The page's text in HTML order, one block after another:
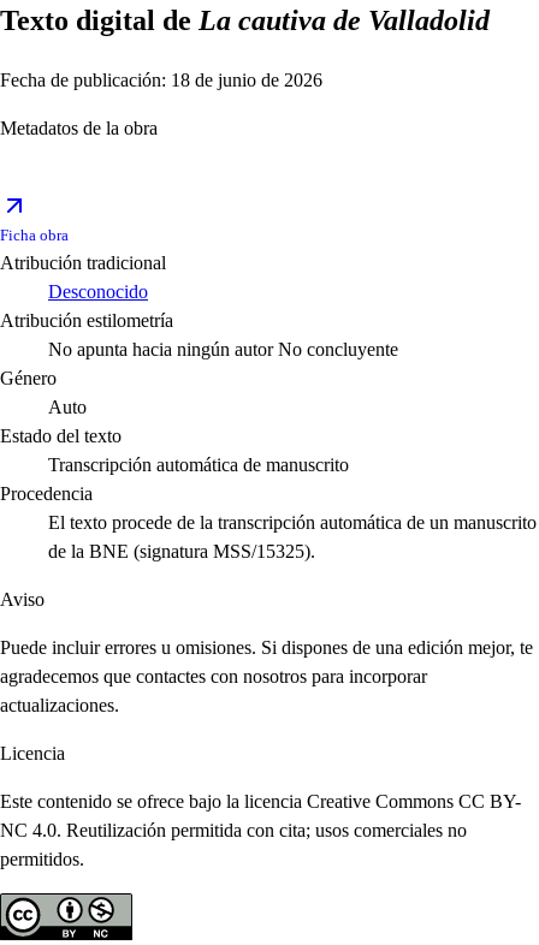
Texto digital de La cautiva de Valladolid
Fecha de publicación: 18 de junio de 2026
Metadatos de la obra
Ficha obra
Atribución tradicional
Desconocido
Atribución estilometría
No apunta hacia ningún autor No concluyente
Género
Auto
Estado del texto
Transcripción automática de manuscrito
Procedencia
El texto procede de la transcripción automática de un manuscrito
de la BNE (signatura MSS/15325).
Aviso
Puede incluir errores u omisiones. Si dispones de una edición mejor, te
agradecemos que contactes con nosotros para incorporar
actualizaciones.
Licencia
Este contenido se ofrece bajo la licencia Creative Commons CC BY-
NC 4.0. Reutilización permitida con cita; usos comerciales no
permitidos.